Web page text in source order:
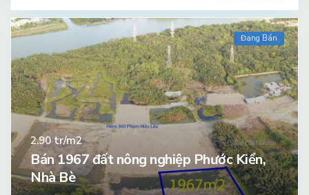
Đang Bán
2.90tr/m2
Bán 1967 đất nông nghiệp Phước Kiển,
Nhà Bè